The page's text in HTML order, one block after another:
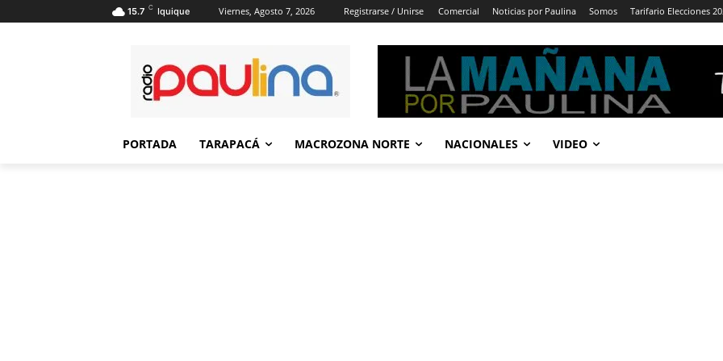
15.7 C Iquique Viernes, Agosto 7, 2026 Registrarse / Unirse Comercial Noticias por Paulina Somos Tarifario Elecciones
PORTADA TARAPACÁ MACROZONA NORTE NACIONALES VIDEO